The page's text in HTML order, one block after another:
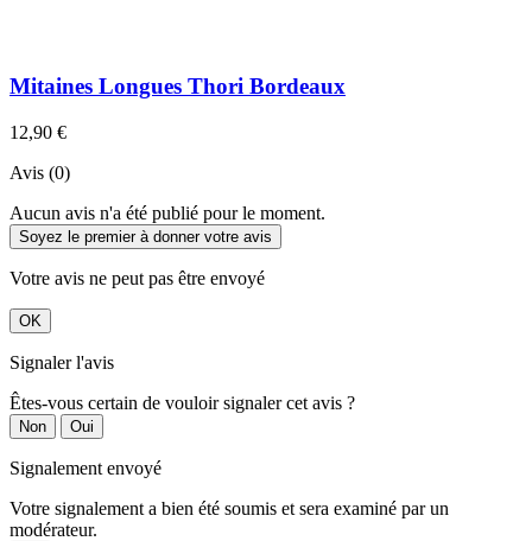
Mitaines Longues Thori Bordeaux
12,90 €
Avis (0)
Aucun avis n'a été publié pour le moment.
Soyez le premier à donner votre avis
Votre avis ne peut pas être envoyé
OK
Signaler l'avis
Êtes-vous certain de vouloir signaler cet avis ?
Non Oui
Signalement envoyé
Votre signalement a bien été soumis et sera examiné par un
modérateur.